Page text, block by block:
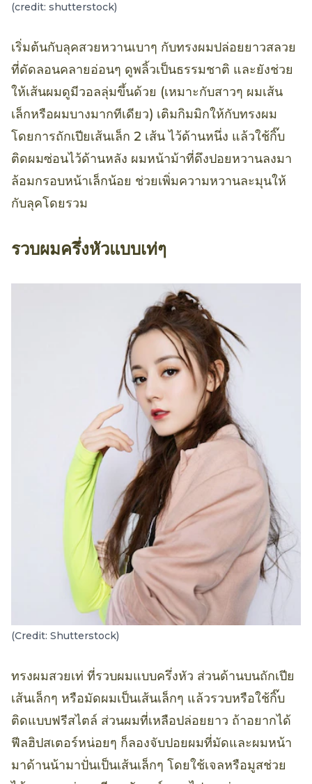
(credit: shutterstock)
เริ่มต้นกับลุคสวยหวานเบาๆ กับทรงผมปล่อยยาวสลวย
ที่ดัดลอนคลายอ่อนๆ ดูพลิ้วเป็นธรรมชาติ และยังช่วย
ให้เส้นผมดูมีวอลลุ่มขึ้นด้วย (เหมาะกับสาวๆ ผมเส้น
เล็กหรือผมบางมากทีเดียว) เติมกิมมิกให้กับทรงผม
โดยการถักเปียเส้นเล็ก 2 เส้น ไว้ด้านหนึ่ง แล้วใช้กิ๊บ
ติดผมซ่อนไว้ด้านหลัง ผมหน้าม้าที่ดึงปอยหวานลงมา
ล้อมกรอบหน้าเล็กน้อย ช่วยเพิ่มความหวานละมุนให้
กับลุคโดยรวม
รวบผมครึ่งหัวแบบเท่ๆ
(Credit: Shutterstock)
ทรงผมสวยเท่ ที่รวบผมแบบครึ่งหัว ส่วนด้านบนถักเปีย
เส้นเล็กๆ หรือมัดผมเป็นเส้นเล็กๆ แล้วรวบหรือใช้กิ๊บ
ติดแบบฟรีสไตล์ ส่วนผมที่เหลือปล่อยยาว ถ้าอยากได้
ฟีลฮิปสเตอร์หน่อยๆ ก็ลองจับปอยผมที่มัดและผมหน้า
มาด้านน้ามาปั่นเป็นเส้นเล็กๆ โดยใช้เจลหรือมูสช่วย